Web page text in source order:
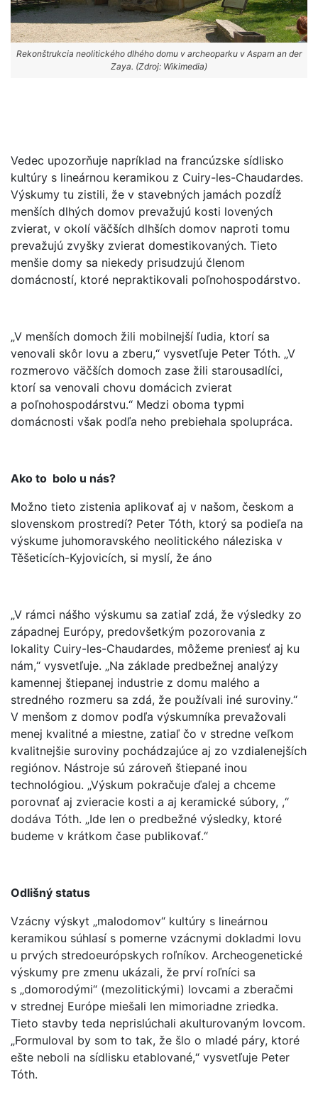
Rekonštrukcia neolitického dlhého domu v archeoparku v Asparn an der
Zaya. (Zdroj: Wikimedia)
Vedec upozorňuje napríklad na francúzske sídlisko
kultúry s lineárnou keramikou z Cuiry-les-Chaudardes.
Výskumy tu zistili, že v stavebných jamách pozdĺž
menších dlhých domov prevažujú kosti lovených
zvierat, v okolí väčších dlhších domov naproti tomu
prevažujú zvyšky zvierat domestikovaných. Tieto
menšie domy sa niekedy prisudzujú členom
domácností, ktoré nepraktikovali poľnohospodárstvo.
„V menších domoch žili mobilnejší ľudia, ktorí sa
venovali skôr lovu a zberu,“ vysvetľuje Peter Tóth. „V
rozmerovo väčších domoch zase žili starousadlíci,
ktorí sa venovali chovu domácich zvierat
a poľnohospodárstvu.“ Medzi oboma typmi
domácnosti však podľa neho prebiehala spolupráca.
Ako to bolo u nás?
Možno tieto zistenia aplikovať aj v našom, českom a
slovenskom prostredí? Peter Tóth, ktorý sa podieľa na
výskume juhomoravského neolitického náleziska v
Těšeticích-Kyjovicích, si myslí, že áno
„V rámci nášho výskumu sa zatiaľ zdá, že výsledky zo
západnej Európy, predovšetkým pozorovania z
lokality Cuiry-les-Chaudardes, môžeme preniesť aj ku
nám,“ vysvetľuje. „Na základe predbežnej analýzy
kamennej štiepanej industrie z domu malého a
stredného rozmeru sa zdá, že používali iné suroviny.“
V menšom z domov podľa výskumníka prevažovali
menej kvalitné a miestne, zatiaľ čo v stredne veľkom
kvalitnejšie suroviny pochádzajúce aj zo vzdialenejších
regiónov. Nástroje sú zároveň štiepané inou
technológiou. „Výskum pokračuje ďalej a chceme
porovnať aj zvieracie kosti a aj keramické súbory, ,“
dodáva Tóth. „Ide len o predbežné výsledky, ktoré
budeme v krátkom čase publikovať.“
Odlišný status
Vzácny výskyt „malodomov“ kultúry s lineárnou
keramikou súhlasí s pomerne vzácnymi dokladmi lovu
u prvých stredoeurópskych roľníkov. Archeogenetické
výskumy pre zmenu ukázali, že prví roľníci sa
s „domorodými“ (mezolitickými) lovcami a zberačmi
v strednej Európe miešali len mimoriadne zriedka.
Tieto stavby teda neprislúchali akulturovaným lovcom.
„Formuloval by som to tak, že šlo o mladé páry, ktoré
ešte neboli na sídlisku etablované,“ vysvetľuje Peter
Tóth.